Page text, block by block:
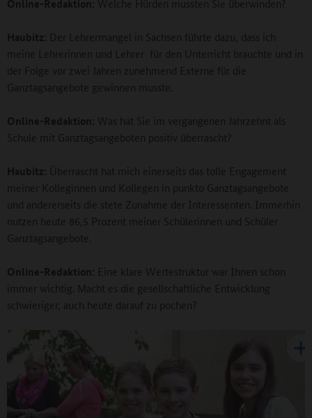
Online-Redaktion: Welche Hürden mussten Sie überwinden?
Haubitz: Der Lehrermangel in Sachsen führte dazu, dass ich
meine Lehrerinnen und Lehrer für den Unterricht brauchte und in
der Folge vor zwei Jahren zunehmend Externe für die
Ganztagsangebote gewinnen musste.
Online-Redaktion: Was hat Sie im vergangenen Jahrzehnt als
Schule mit Ganztagsangeboten positiv überrascht?
Haubitz: Überrascht hat mich einerseits das tolle Engagement
meiner Kolleginnen und Kollegen in punkto Ganztagsangebote
und andererseits die stete Zunahme der Interessenten. Immerhin
nutzen heute 86,5 Prozent meiner Schülerinnen und Schüler
Ganztagsangebote.
Online-Redaktion: Eine klare Wertestruktur war Ihnen schon
immer wichtig. Macht es die gesellschaftliche Entwicklung
schwieriger, auch heute darauf zu pochen?